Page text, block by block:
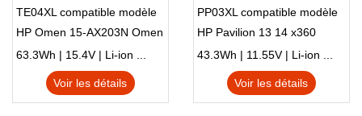
TE04XL compatible modèle
HP Omen 15-AX203N Omen
15 Series Pavilion 15 Series
63.3Wh | 15.4V | Li-ion ...
Voir les détails
PP03XL compatible modèle
HP Pavilion 13 14 x360
L83388-AC1 L83388-421
HSTNN-LB8S M01118-421
M01144-005 13-BB 14-DV
43.3Wh | 11.55V | Li-ion ...
Voir les détails